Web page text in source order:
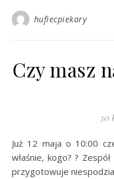
hufiecpiekary
Czy masz
30
Już 12 maja o 10:00 czeka Was wyzwanie godne… – no
właśnie, kogo? ?
przygotowuje